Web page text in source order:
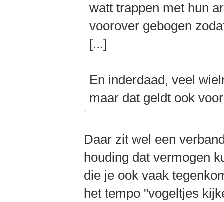
watt trappen met hun
voorover gebogen
[...]
En inderdaad, veel
maar dat geldt ook
Daar zit wel een
houding dat vermogen
die je ook vaak
het tempo "vogeltjes